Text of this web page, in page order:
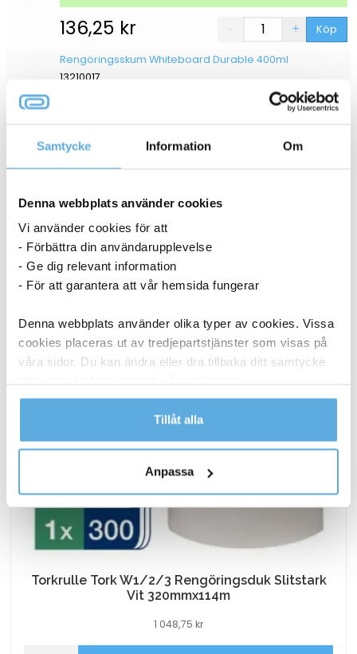
Samtycke Information Om
Denna webbplats använder cookies
Vi använder cookies för att
- Förbättra din användarupplevelse
- Ge dig relevant information
- För att garantera att vår hemsida fungerar
Denna webbplats använder olika typer av cookies. Vissa
cookies placeras ut av tredjepartstjänster som visas på
våra sidor. Du kan ändra eller dra tillbaka ditt samtycke
Läs mer i vår integritetspolicy om vilka vi är, hur du
kontaktar oss och på vilket sätt vi behandlar
Tillåt alla
Anpassa
136,25 kr Köp
Rengöringsskum Whiteboard Durable 400ml
13210017
136,25
ANDRA KÖPTE OCKSÅ
Torkrulle Tork W1/2/3 Rengöringsduk Slitstark
Vit 320mmx114m
1 048,75 kr